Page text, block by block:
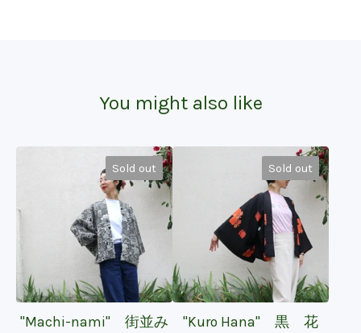
You might also like
Sold out
"Machi-nami" 街並み
Sold out
"Kuro Hana" 黒 花